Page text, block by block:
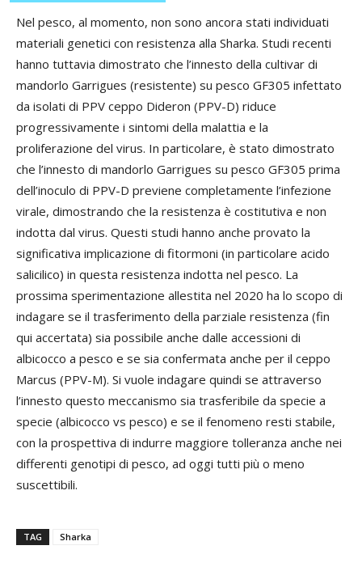
Nel pesco, al momento, non sono ancora stati individuati
materiali genetici con resistenza alla Sharka. Studi recenti
hanno tuttavia dimostrato che l’innesto della cultivar di
mandorlo Garrigues (resistente) su pesco GF305 infettato
da isolati di PPV ceppo Dideron (PPV-D) riduce
progressivamente i sintomi della malattia e la
proliferazione del virus. In particolare, è stato dimostrato
che l’innesto di mandorlo Garrigues su pesco GF305 prima
dell’inoculo di PPV-D previene completamente l’infezione
virale, dimostrando che la resistenza è costitutiva e non
indotta dal virus. Questi studi hanno anche provato la
significativa implicazione di fitormoni (in particolare acido
salicilico) in questa resistenza indotta nel pesco. La
prossima sperimentazione allestita nel 2020 ha lo scopo di
indagare se il trasferimento della parziale resistenza (fin
qui accertata) sia possibile anche dalle accessioni di
albicocco a pesco e se sia confermata anche per il ceppo
Marcus (PPV-M). Si vuole indagare quindi se attraverso
l’innesto questo meccanismo sia trasferibile da specie a
specie (albicocco vs pesco) e se il fenomeno resti stabile,
con la prospettiva di indurre maggiore tolleranza anche nei
differenti genotipi di pesco, ad oggi tutti più o meno
suscettibili.
TAG Sharka